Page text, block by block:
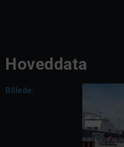
Hoveddata
Billede: